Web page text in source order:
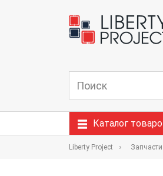
Каталог
Liberty Project Запчасти